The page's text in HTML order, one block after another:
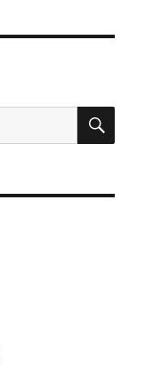
搜